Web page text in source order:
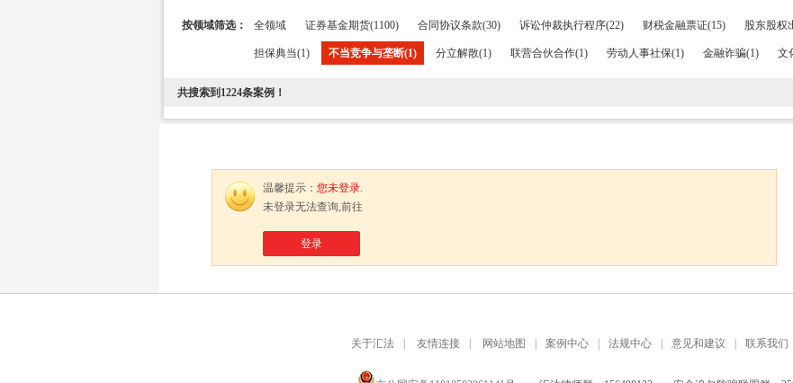
按领域筛选： 全领域 证券基金期货(1100) 合同协议条款(30) 诉讼仲裁执行程序(22) 财税金融票证(15) 股东股权
担保典当(1) 不当竞争与垄断(1) 分立解散(1) 联营合伙合作(1) 劳动人事社保(1) 金融诈骗(1) 文
共搜索到 1224条案例！
温馨提示： 您未登录.
未登录无法查询,前往
登录
关于汇法 友情连接 网站地图 案例中心 法规中心 意见和建议 联系我们